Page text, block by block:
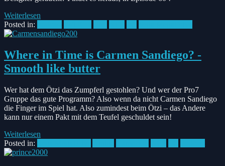
Weiterlesen
Posted in:
Where in Time is Carmen Sandiego? -
Smooth like butter
Wer hat dem Ötzi das Zumpferl gestohlen? Und wer der Pro7
Gruppe das gute Programm? Also wenn da nicht Carmen Sandiego
die Finger im Spiel hat. Also zumindest beim Ötzi – das Andere
kann nur einem Pakt mit dem Teufel geschuldet sein!
Weiterlesen
Posted in: